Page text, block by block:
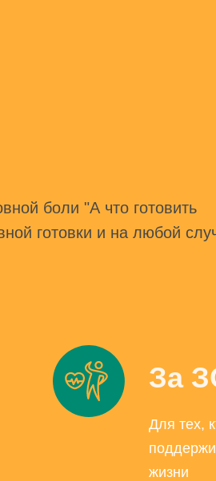
боли "А что готовить
готовки и на любой
За
Для тех,
жизни